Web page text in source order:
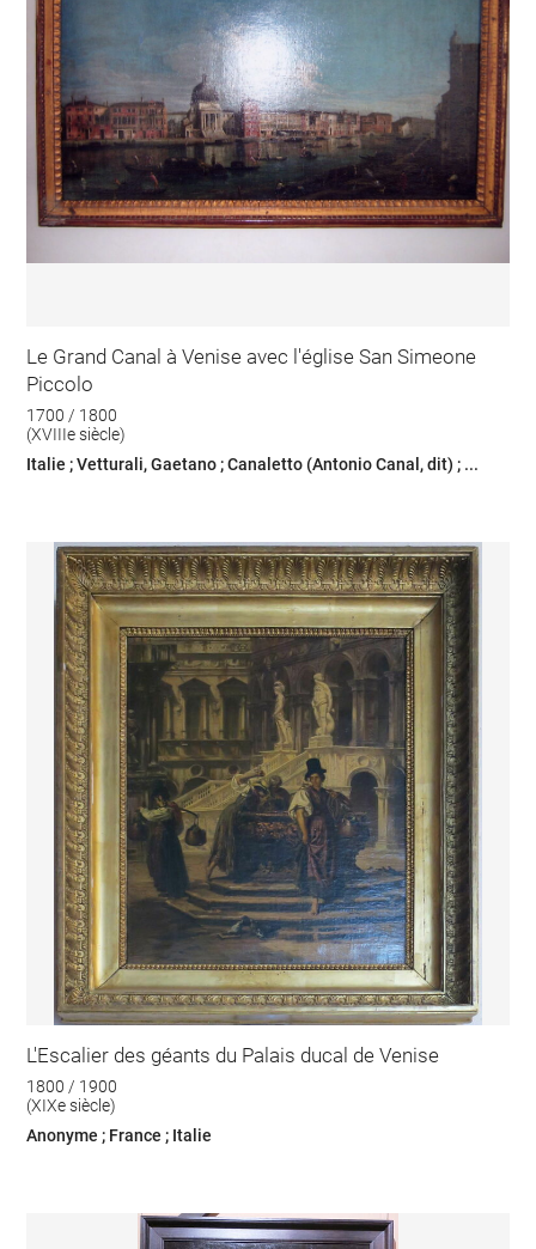
Le Grand Canal à Venise avec l'église San Simeone
Piccolo
1700 / 1800
(XVIIIe siècle)
Italie ; Vetturali, Gaetano ; Canaletto (Antonio Canal, dit) ; ...
L'Escalier des géants du Palais ducal de Venise
1800 / 1900
(XIXe siècle)
Anonyme ; France ; Italie